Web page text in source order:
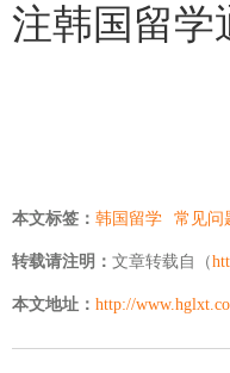
注韩国留学
本文标签： 韩国留学 常见问
转载请注明： 文章转载自（
本文地址： http://